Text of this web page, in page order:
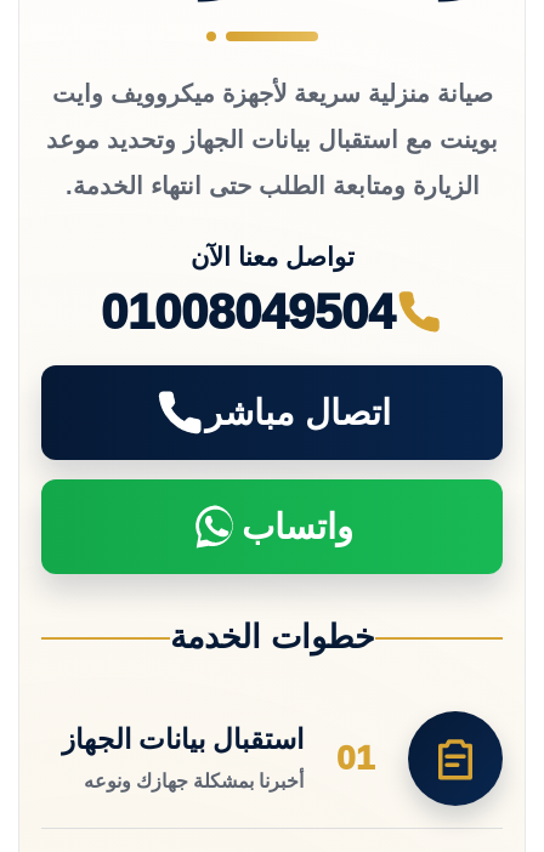
صيانة منزلية سريعة لأجهزة ميكروويف وايت
بوينت مع استقبال بيانات الجهاز وتحديد موعد
الزيارة ومتابعة الطلب حتى انتهاء الخدمة.
تواصل معنا الآن
01008049504
اتصال مباشر
واتساب
خطوات الخدمة
01
استقبال بيانات الجهاز
أخبرنا بمشكلة جهازك ونوعه